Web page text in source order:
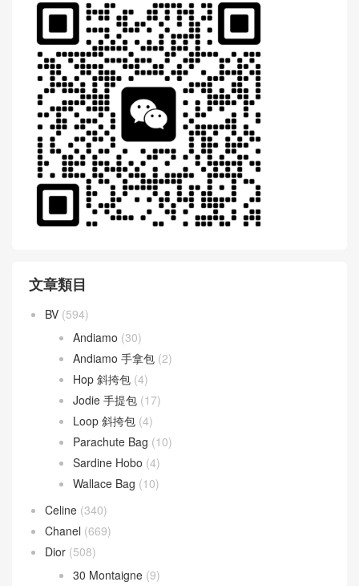
文章類目
BV (594)
Andiamo (30)
Andiamo 手拿包 (2)
Hop 斜挎包 (4)
Jodie 手提包 (17)
Loop 斜挎包 (4)
Parachute Bag (10)
Sardine Hobo (4)
Wallace Bag (10)
Celine (340)
Chanel (669)
Dior (508)
30 Montaigne (9)